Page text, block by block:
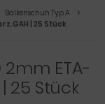
Balkenschuh Typ A
| 25 Stück
2mm ETA-
| 25 Stück